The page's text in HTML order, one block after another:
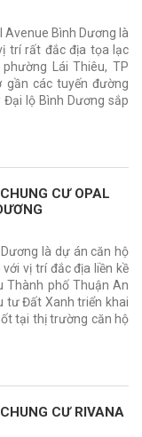
Avenue Bình Dương là
trí rất đắc địa tọa lạc
Lái Thiêu, TP
gần các tuyến đường
lộ Bình Dương sắp
CƯ OPAL
là dự án căn hộ
vị trí đắc địa liền kề
Thành phố Thuận An
tư Đất Xanh triển khai
tại thị trường căn hộ
CƯ RIVANA